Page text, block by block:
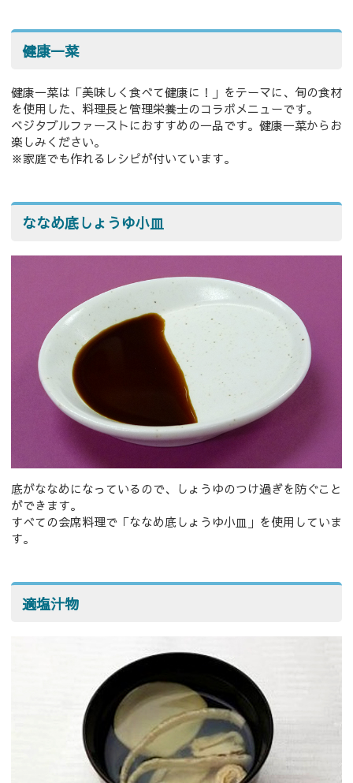
健康一菜
健康一菜は「美味しく食べて健康に！」をテーマに、旬の食材
を使用した、料理長と管理栄養士のコラボメニューです。
ベジタブルファーストにおすすめの一品です。健康一菜からお
楽しみください。
※家庭でも作れるレシピが付いています。
ななめ底しょうゆ小皿
底がななめになっているので、しょうゆのつけ過ぎを防ぐこと
ができます。
すべての会席料理で「ななめ底しょうゆ小皿」を使用していま
す。
適塩汁物